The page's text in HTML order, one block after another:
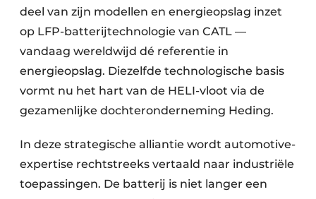
deel van zijn modellen en energieopslag inzet
op LFP-batterijtechnologie van CATL —
vandaag wereldwijd dé referentie in
energieopslag. Diezelfde technologische basis
vormt nu het hart van de HELI-vloot via de
gezamenlijke dochteronderneming Heding.
In deze strategische alliantie wordt automotive-
expertise rechtstreeks vertaald naar industriële
toepassingen. De batterij is niet langer een